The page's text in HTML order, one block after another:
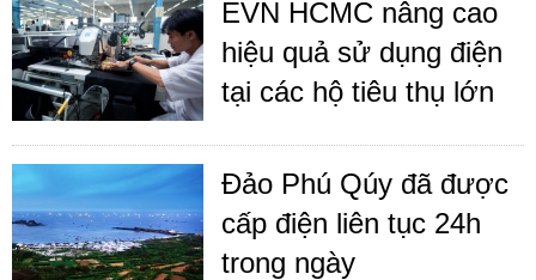
EVN HCMC nâng cao
hiệu quả sử dụng điện
tại các hộ tiêu thụ lớn
Đảo Phú Qúy đã được
cấp điện liên tục 24h
trong ngày